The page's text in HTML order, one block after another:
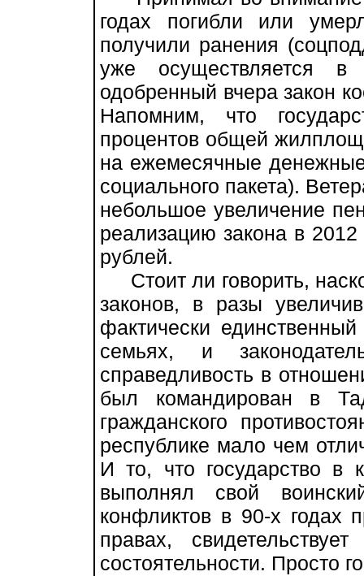
годах погибли или
получили ранения
уже осуществляется
одобренный вчера закон
Напомним, что
процентов общей
на ежемесячные
социального пакета).
небольшое увеличение
реализацию закона в
рублей.
Стоит ли говорить,
законов, в разы
фактически
семьях, и
справедливость в
был командирован в
гражданского
республике мало чем
И то, что государство в
выполнял свой
конфликтов в 90-х годах
правах,
состоятельности. Просто